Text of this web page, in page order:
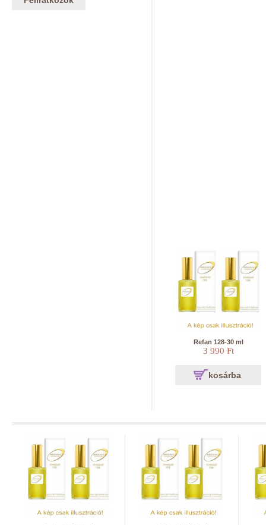
Refan 128-30 ml
3 990 Ft
kosárba